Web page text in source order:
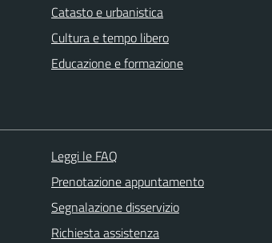
Catasto e urbanistica
Cultura e tempo libero
Educazione e formazione
Leggi le FAQ
Prenotazione appuntamento
Segnalazione disservizio
Richiesta assistenza